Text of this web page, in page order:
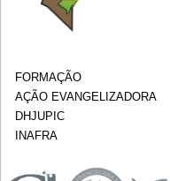
FORMAÇÃO
AÇÃO EVANGELIZADORA
DHJUPIC
INAFRA